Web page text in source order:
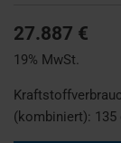
27.887 €
19% MwSt.
(kombiniert): 135